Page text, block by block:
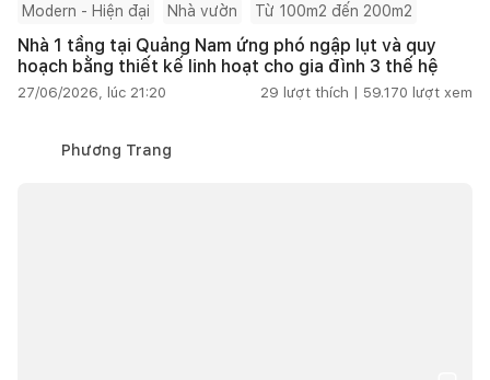
Modern - Hiện đại Nhà vườn Từ 100m2 đến 200m2
Nhà 1 tầng tại Quảng Nam ứng phó ngập lụt và quy
hoạch bằng thiết kế linh hoạt cho gia đình 3 thế hệ
27/06/2026, lúc 21:20 29 lượt thích | 59.170 lượt xem
Phương Trang